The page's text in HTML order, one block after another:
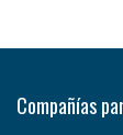
Compañías